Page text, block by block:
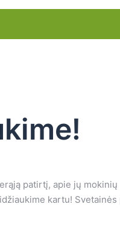
patirtį, apie jų
kartu!